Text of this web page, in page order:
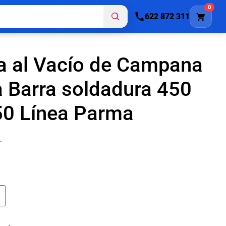
622 872 311
0
al Vacío de Campana
Barra soldadura 450
Línea Parma